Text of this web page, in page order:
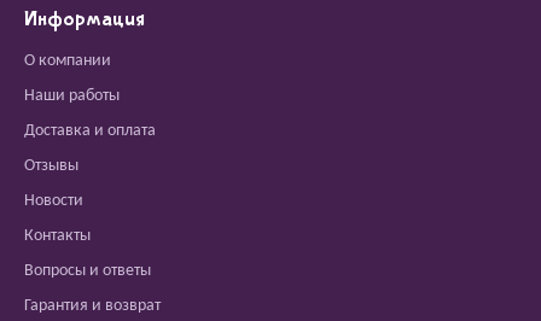
Информация
О компании
Наши работы
Доставка и оплата
Отзывы
Новости
Контакты
Вопросы и ответы
Гарантия и возврат